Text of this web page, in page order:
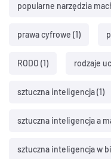
popularne narzędzia
prawa cyfrowe (1)
RODO (1) rodzaje
sztuczna inteligencja(1)
sztuczna inteligencja a
sztuczna inteligencja w